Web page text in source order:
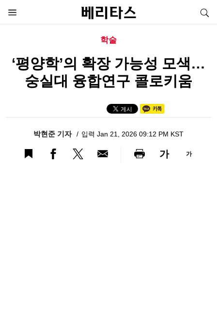
학술
‘평양학’의 확장 가능성 모색…
숭실대 융합연구 콜로키움
박현준 기자 입력 Jan 21, 2026 09:12 PM KST
가 가